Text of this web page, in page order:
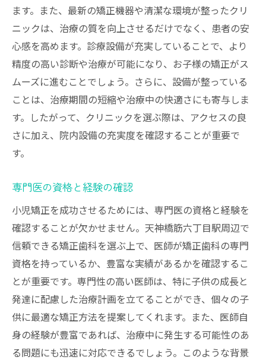
お子様とのコミュニケーションを大切に
将来の健康への投資としての矯正
信頼できる矯正歯科を見つけるためのステップ
オンライン情報のリサーチ方法
実際に訪問して感じる雰囲気の確認
かかりつけ歯科からの紹介だとより安心。
また、家族や友人からのおすすめを参考に
長期的な関係を築くための条件
小児矯正の重要性と矯正歯科の基礎知識
矯正歯科とは何かを理解する
小児期の歯列矯正の基本的な流れ
歯並びと健康の密接な関係
矯正装置の種類と選び方
治療にかかる期間と計画
親としてできるサポート
健康な歯並びを手に入れるための矯正歯科選び
ます。また、最新の矯正機器や清潔な環境が整ったクリ
ニックは、治療の質を向上させるだけでなく、患者の安
心感を高めます。診療設備が充実していることで、より
精度の高い診断や治療が可能になり、お子様の矯正がス
ムーズに進むことでしょう。さらに、設備が整っている
ことは、治療期間の短縮や治療中の快適さにも寄与しま
す。したがって、クリニックを選ぶ際は、アクセスの良
さに加え、院内設備の充実度を確認することが重要で
す。
専門医の資格と経験の確認
小児矯正を成功させるためには、専門医の資格と経験を
確認することが欠かせません。天神橋筋六丁目駅周辺で
信頼できる矯正歯科を選ぶ上で、医師が矯正歯科の専門
資格を持っているか、豊富な実績があるかを確認するこ
とが重要です。専門性の高い医師は、特に子供の成長と
発達に配慮した治療計画を立てることができ、個々の子
供に最適な矯正方法を提案してくれます。また、医師自
身の経験が豊富であれば、治療中に発生する可能性のあ
る問題にも迅速に対応できるでしょう。このような背景